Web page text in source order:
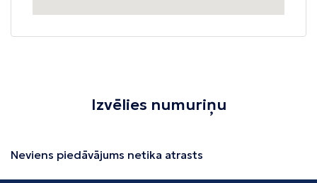
Izvēlies numuriņu
Neviens piedāvājums netika atrasts